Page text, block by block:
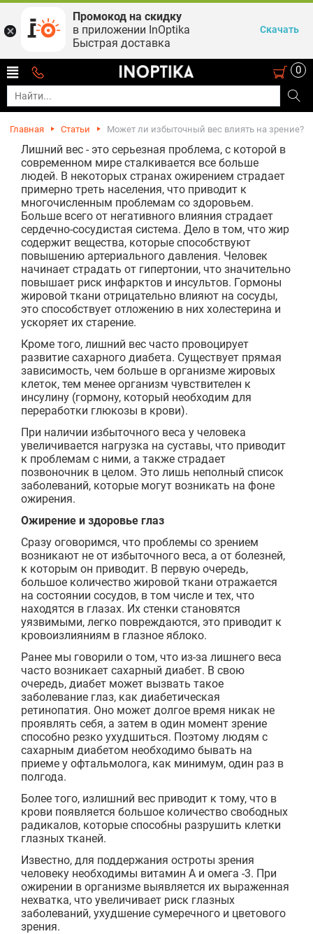
0
Главная Статьи Может ли избыточный вес влиять на зрение?
Лишний вес - это серьезная проблема, с которой в
современном мире сталкивается все больше
людей. В некоторых странах ожирением страдает
примерно треть населения, что приводит к
многочисленным проблемам со здоровьем.
Больше всего от негативного влияния страдает
сердечно-сосудистая система. Дело в том, что жир
содержит вещества, которые способствуют
повышению артериального давления. Человек
начинает страдать от гипертонии, что значительно
повышает риск инфарктов и инсультов. Гормоны
жировой ткани отрицательно влияют на сосуды,
это способствует отложению в них холестерина и
ускоряет их старение.
Кроме того, лишний вес часто провоцирует
развитие сахарного диабета. Существует прямая
зависимость, чем больше в организме жировых
клеток, тем менее организм чувствителен к
инсулину (гормону, который необходим для
переработки глюкозы в крови).
При наличии избыточного веса у человека
увеличивается нагрузка на суставы, что приводит
к проблемам с ними, а также страдает
позвоночник в целом. Это лишь неполный список
заболеваний, которые могут возникать на фоне
ожирения.
Ожирение и здоровье глаз
Сразу оговоримся, что проблемы со зрением
возникают не от избыточного веса, а от болезней,
к которым он приводит. В первую очередь,
большое количество жировой ткани отражается
на состоянии сосудов, в том числе и тех, что
находятся в глазах. Их стенки становятся
уязвимыми, легко повреждаются, это приводит к
кровоизлияниям в глазное яблоко.
Ранее мы говорили о том, что из-за лишнего веса
часто возникает сахарный диабет. В свою
очередь, диабет может вызвать такое
заболевание глаз, как диабетическая
ретинопатия. Оно может долгое время никак не
проявлять себя, а затем в один момент зрение
способно резко ухудшиться. Поэтому людям с
сахарным диабетом необходимо бывать на
приеме у офтальмолога, как минимум, один раз в
полгода.
Более того, излишний вес приводит к тому, что в
крови появляется большое количество свободных
радикалов, которые способны разрушить клетки
глазных тканей.
Известно, для поддержания остроты зрения
человеку необходимы витамин А и омега -3. При
ожирении в организме выявляется их выраженная
нехватка, что увеличивает риск глазных
заболеваний, ухудшение сумеречного и цветового
зрения.
Промокод на скидку
в приложении InOptika
Быстрая доставка
Скачать